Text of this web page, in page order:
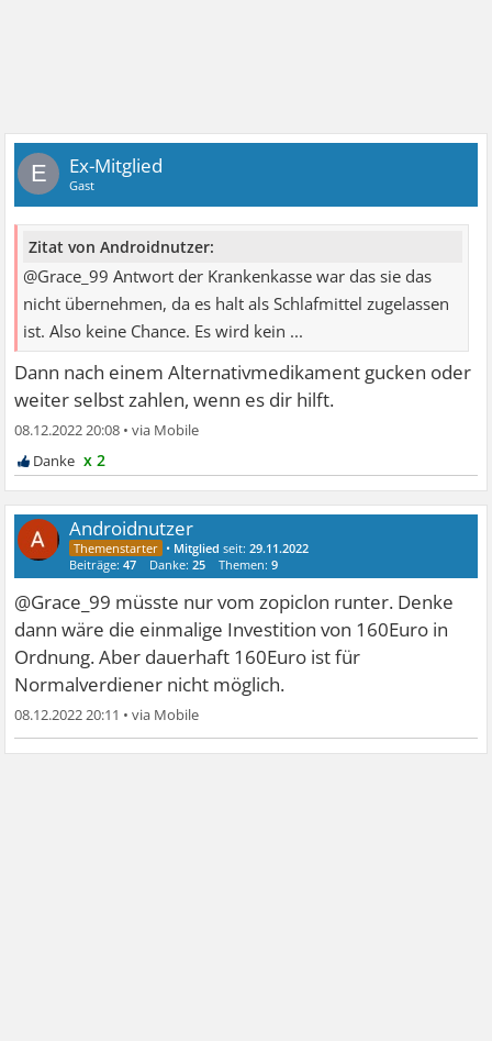
E Ex-Mitglied
Gast
Zitat von Androidnutzer:
@Grace_99 Antwort der Krankenkasse war das sie das
nicht übernehmen, da es halt als Schlafmittel zugelassen
ist. Also keine Chance. Es wird kein ...
Dann nach einem Alternativmedikament gucken oder
weiter selbst zahlen, wenn es dir hilft.
08.12.2022 20:08 •
x 2
Androidnutzer
• Mitglied seit:29.11.2022
Beiträge:47 Danke:25 Themen:9
@Grace_99 müsste nur vom zopiclon runter. Denke
dann wäre die einmalige Investition von 160Euro in
Ordnung. Aber dauerhaft 160Euro ist für
Normalverdiener nicht möglich.
08.12.2022 20:11 •